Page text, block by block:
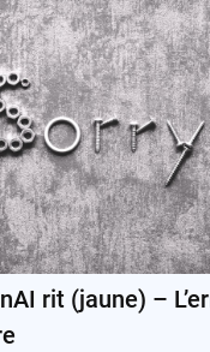
rit (jaune) –